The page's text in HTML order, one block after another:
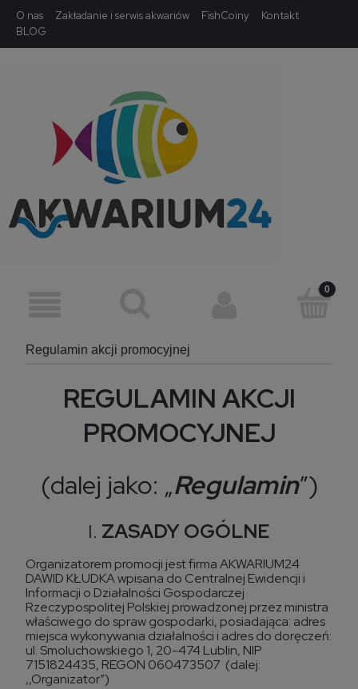
O nas Zakładanie i serwis akwariów FishCoiny
Kontakt
BLOG
Regulamin akcji promocyjnej
REGULAMIN AKCJI
PROMOCYJNEJ
(dalej jako: „Regulamin”)
I. ZASADY OGÓLNE
Organizatorem promocji jest firma AKWARIUM24
DAWID KŁUDKA wpisana do Centralnej Ewidencji i
Informacji o Działalności Gospodarczej
Rzeczypospolitej Polskiej prowadzonej przez ministra
właściwego do spraw gospodarki, posiadająca: adres
miejsca wykonywania działalności i adres do doręczeń:
ul. Smoluchowskiego 1, 20-474 Lublin, NIP
7151824435, REGON 060473507 (dalej:
,,Organizator”)